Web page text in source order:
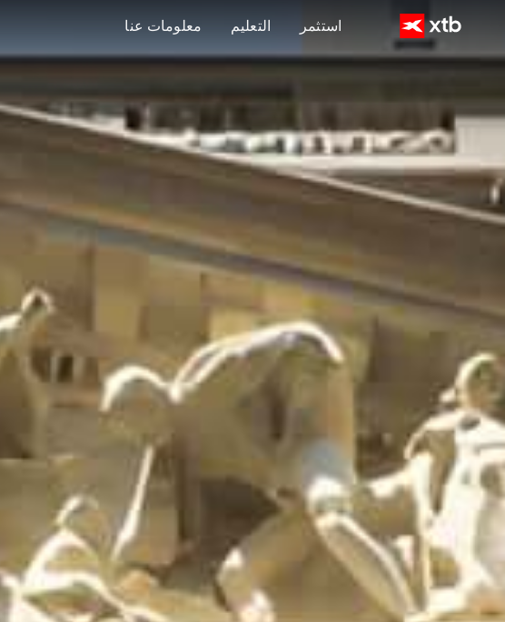
استثمر التعليم معلومات عنا